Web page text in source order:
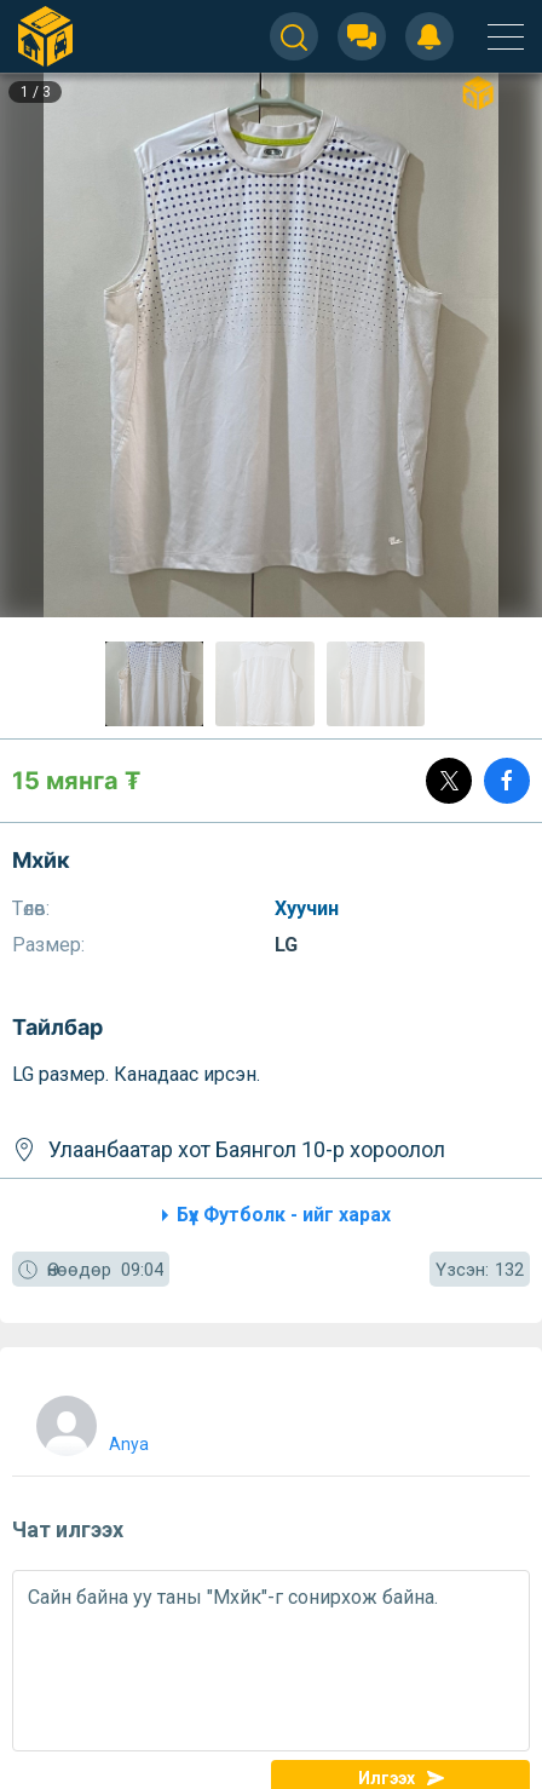
1 / 3
15 мянга ₮
Мхйк
Төлөв:
Хуучин
Размер:
LG
Тайлбар
LG размер. Канадаас ирсэн.
Улаанбаатар хот Баянгол 10-р хороолол
Бүх Футболк - ийг харах
Өнөөдөр 09:04 Үзсэн: 132
Anya
Чат илгээх
Илгээх